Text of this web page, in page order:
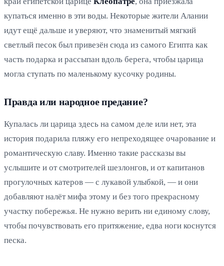
купаться именно в эти воды. Некоторые жители Алании
идут ещё дальше и уверяют, что знаменитый мягкий
светлый песок был привезён сюда из самого Египта как
часть подарка и рассыпан вдоль берега, чтобы царица
могла ступать по маленькому кусочку родины.
Правда или народное предание?
Купалась ли царица здесь на самом деле или нет, эта
история подарила пляжу его непреходящее очарование и
романтическую славу. Именно такие рассказы вы
услышите и от смотрителей шезлонгов, и от капитанов
прогулочных катеров — с лукавой улыбкой, — и они
добавляют налёт мифа этому и без того прекрасному
участку побережья. Не нужно верить ни единому слову,
чтобы почувствовать его притяжение, едва ноги коснутся
песка.